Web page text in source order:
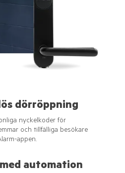
dörröppning
nyckelkoder för
och tillfälliga besökare
appen.
automation